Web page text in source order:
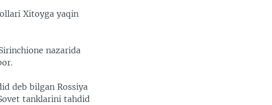
Xitoyga yaqin
nazarida
deb bilgan Rossiya
tanklarini tahdid